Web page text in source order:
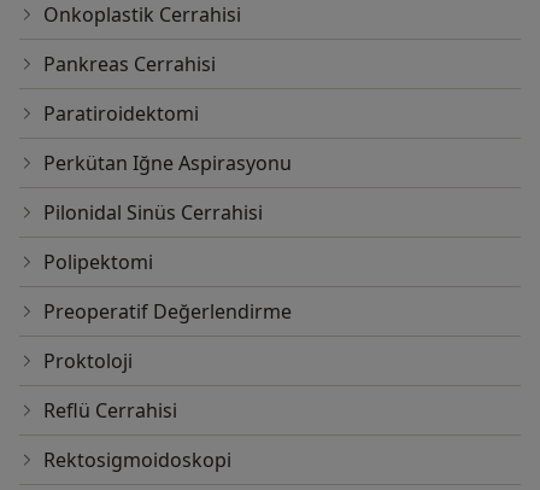
Onkoplastik Cerrahisi
Pankreas Cerrahisi
Paratiroidektomi
Perkütan Iğne Aspirasyonu
Pilonidal Sinüs Cerrahisi
Polipektomi
Preoperatif Değerlendirme
Proktoloji
Reflü Cerrahisi
Rektosigmoidoskopi